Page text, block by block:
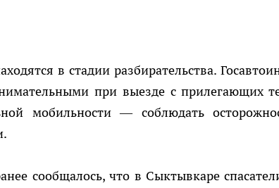
в стадии разбирательства.
при выезде с прилегающих
мобильности — соблюдать
сообщалось, что в Сыктывкаре